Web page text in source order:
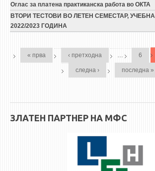
Оглас за платена практиканска работа во ОКТА
ВТОРИ ТЕСТОВИ ВО ЛЕТЕН СЕМЕСТАР, УЧЕБНА
2022/2023 ГОДИНА
« прва ‹ претходна 6
следна › последна »
ЗЛАТЕН ПАРТНЕР НА МФС